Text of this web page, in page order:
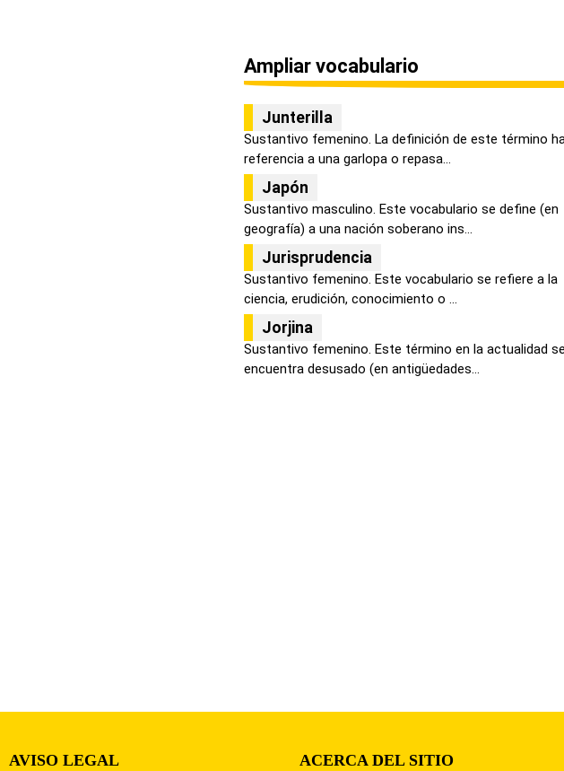
Ampliar vocabulario
Junterilla
Sustantivo femenino. La definición de este término
referencia a una garlopa o repasa...
Japón
Sustantivo masculino. Este vocabulario se define (en
geografía) a una nación soberano ins...
Jurisprudencia
Sustantivo femenino. Este vocabulario se refiere a la
ciencia, erudición, conocimiento o ...
Jorjina
Sustantivo femenino. Este término en la actualidad se
encuentra desusado (en antigüedades...
AVISO LEGAL ACERCA DEL SITIO